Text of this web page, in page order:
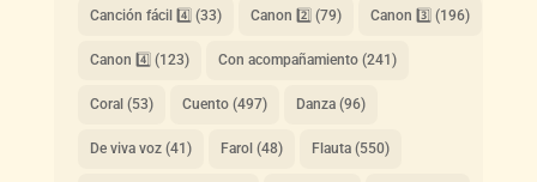
Canción fácil 4️⃣ (33) Canon 2️⃣ (79) Canon 3️⃣ (196)
Canon 4️⃣ (123) Con acompañamiento(241)
Coral(53) Cuento(497) Danza(96)
De viva voz(41) Farol(48) Flauta(550)